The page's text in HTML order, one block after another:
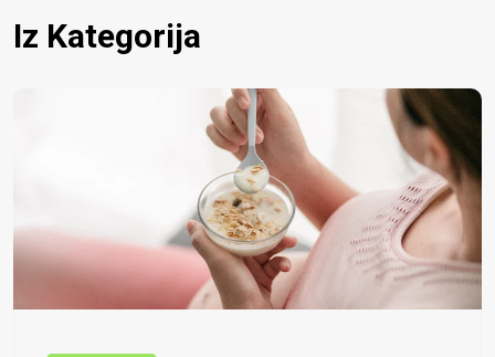
Iz Kategorija